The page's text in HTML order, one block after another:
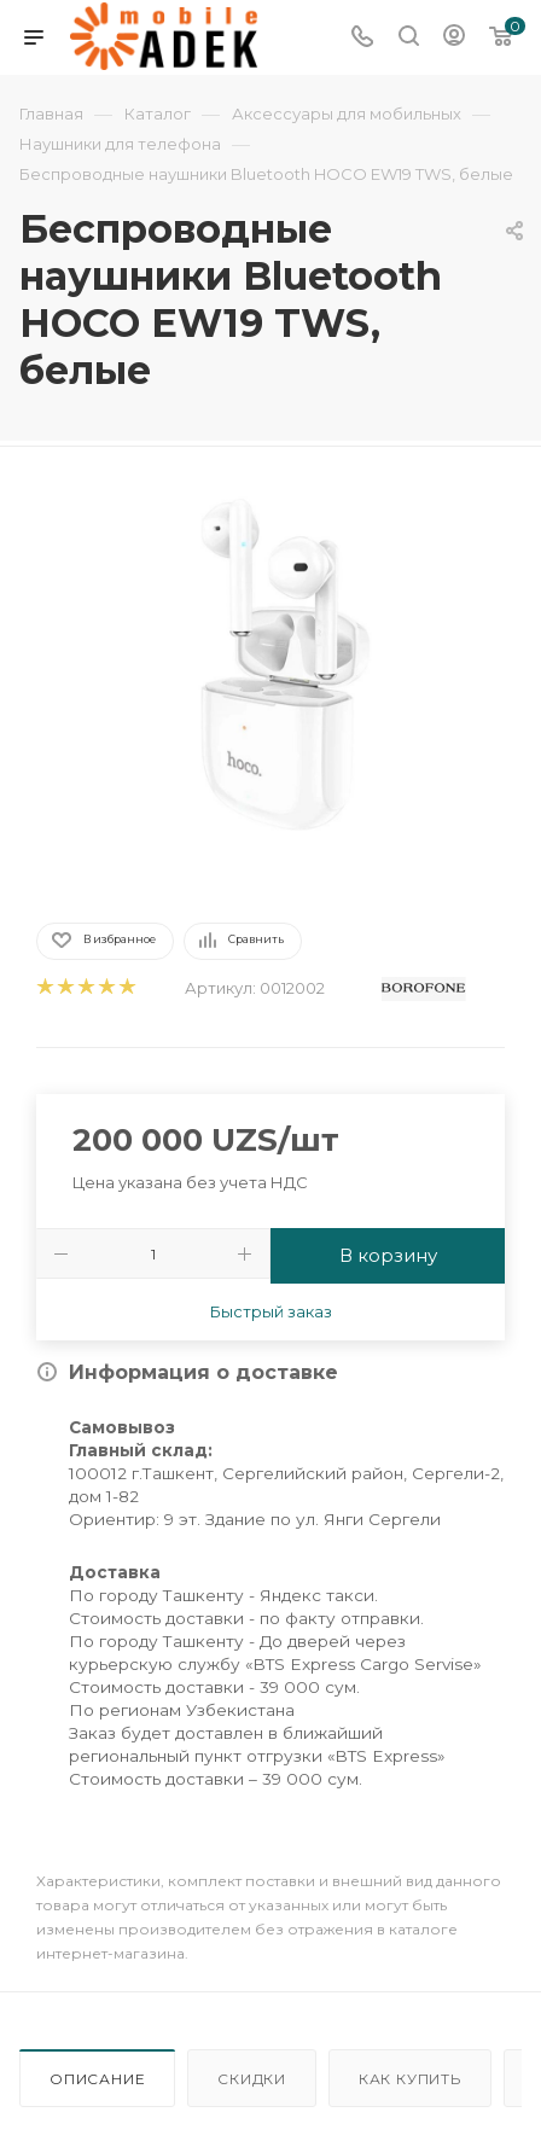
0
Главная — Каталог — Аксессуары для мобильных —
Наушники для телефона —
Беспроводные наушники Bluetooth HOCO EW19 TWS, белые
Беспроводные
наушники Bluetooth
HOCO EW19 TWS,
белые
В избранное Сравнить
Артикул: 0012002
200 000 UZS/шт
Цена указана без учета НДС
В корзину
Быстрый заказ
Информация о доставке
Самовывоз
Главный склад:
100012 г.Ташкент, Сергелийский район, Сергели-2,
дом 1-82
Ориентир: 9 эт. Здание по ул. Янги Сергели
Доставка
По городу Ташкенту - Яндекс такси.
Стоимость доставки - по факту отправки.
По городу Ташкенту - До дверей через
курьерскую службу «BTS Express Cargo Servise»
Стоимость доставки - 39 000 сум.
По регионам Узбекистана
Заказ будет доставлен в ближайший
региональный пункт отгрузки «BTS Express»
Стоимость доставки – 39 000 сум.
Xарактеристики, комплект поставки и внешний вид данного
товара могут отличаться от указанных или могут быть
изменены производителем без отражения в каталоге
интернет-магазина.
ОПИСАНИЕ СКИДКИ КАК КУПИТЬ